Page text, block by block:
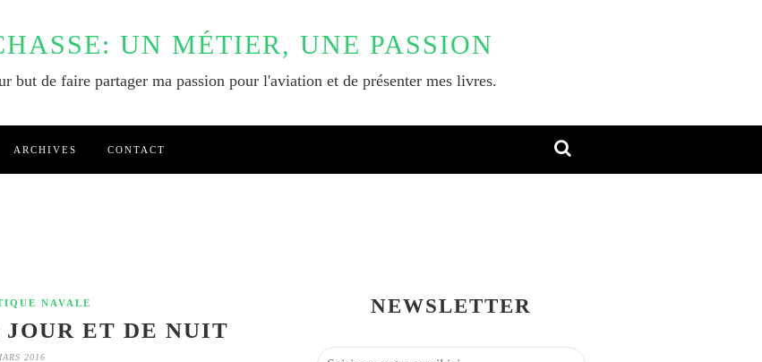
UN MÉTIER, UNE PASSION
but de faire partager ma passion pour l'aviation et de présenter mes livres.
ARCHIVES CONTACT
NAVALE
JOUR ET DE NUIT
2016
NEWSLETTER